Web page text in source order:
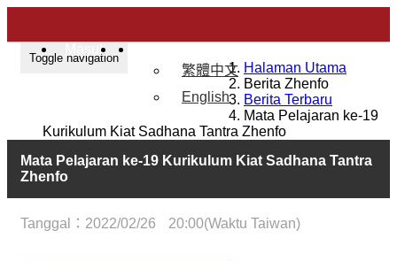
Masuk
繁體中文
English
Toggle navigation
Halaman Utama
Berita Zhenfo
Berita Terbaru
Mata Pelajaran ke-19
Kurikulum Kiat Sadhana Tantra Zhenfo
Mata Pelajaran ke-19 Kurikulum Kiat Sadhana Tantra
Zhenfo
Tanggal：2022/02/26 20:00(Waktu Taiwan)